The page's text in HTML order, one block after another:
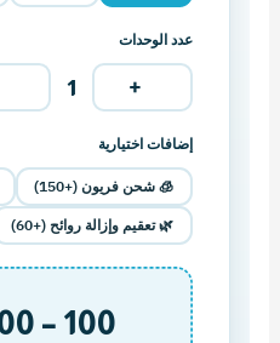
عدد الوحدات
+
1
إضافات اختيارية
🧊 شحن فريون (+150)
🌿 تعقيم وإزالة روائح (+60)
100 – 200